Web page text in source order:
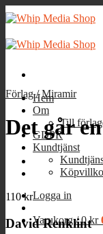
Skip
to
Hem
Om
Till
GDPR
Kundtjänst
Logga in
Varukorg /0kr
Förlag / Miramir
Det går
110kr
David Renklint